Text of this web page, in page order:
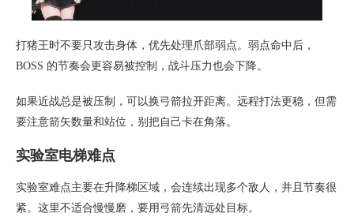
打猪王时不要只攻击身体，优先处理爪部弱点。弱点命中后，
BOSS 的节奏会更容易被控制，战斗压力也会下降。
如果近战总是被压制，可以换弓箭拉开距离。远程打法更稳，但需
要注意箭矢数量和站位，别把自己卡在角落。
实验室电梯难点
实验室难点主要在升降梯区域，会连续出现多个敌人，并且节奏很
紧。这里不适合慢慢磨，要用弓箭先清远处目标。